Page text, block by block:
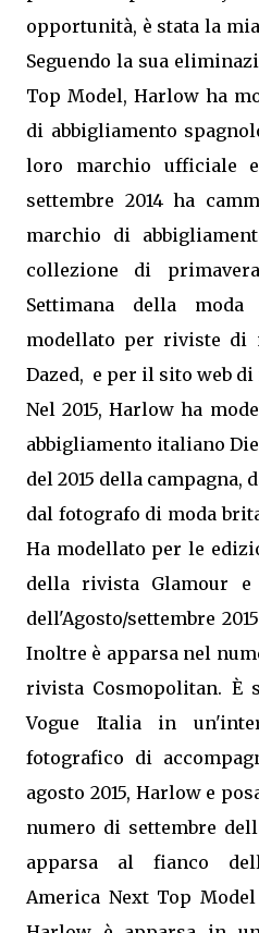
opportunità, è stata la
Seguendo la sua
Top Model, Harlow ha
di abbigliamento
loro marchio ufficiale
settembre 2014 ha
marchio di
collezione di
Settimana della
modellato per riviste di
Dazed, e per il sito web
Nel 2015, Harlow ha
abbigliamento italiano
del 2015 della campagna,
dal fotografo di moda
Ha modellato per le
della rivista Glamour e
dell'Agosto/settembre
Inoltre è apparsa nel
rivista Cosmopolitan. È
Vogue Italia in
fotografico di
agosto 2015, Harlow e
numero di settembre
apparsa al fianco
America Next Top Model